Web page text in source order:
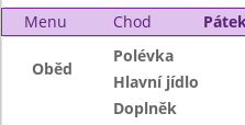
Menu
Chod
Oběd
Polévka
Hlavní jídlo
Doplněk